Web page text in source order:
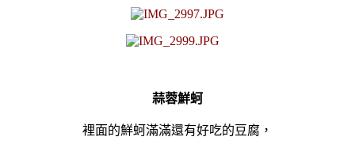
蒜蓉鮮蚵
裡面的鮮蚵滿滿還有好吃的豆腐，